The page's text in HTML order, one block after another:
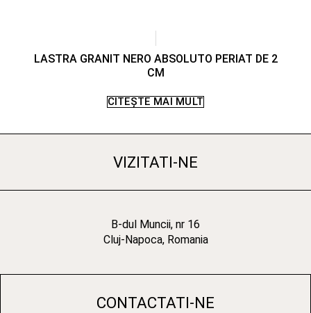
LASTRA GRANIT NERO ABSOLUTO PERIAT DE 2
CM
CITEȘTE MAI MULT
VIZITATI-NE
B-dul Muncii, nr 16
Cluj-Napoca, Romania
CONTACTATI-NE